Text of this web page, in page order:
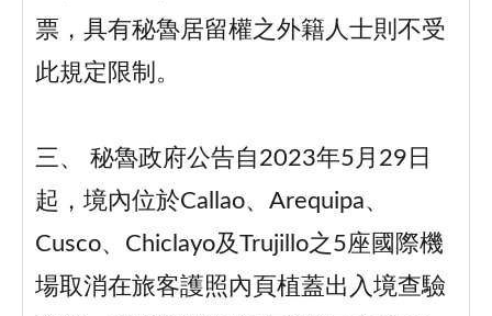
票，具有秘魯居留權之外籍人士則不受
此規定限制。
三、 秘魯政府公告自2023年5月29日
起，境內位於Callao、Arequipa、
Cusco、Chiclayo及Trujillo之5座國際機
場取消在旅客護照內頁植蓋出入境查驗